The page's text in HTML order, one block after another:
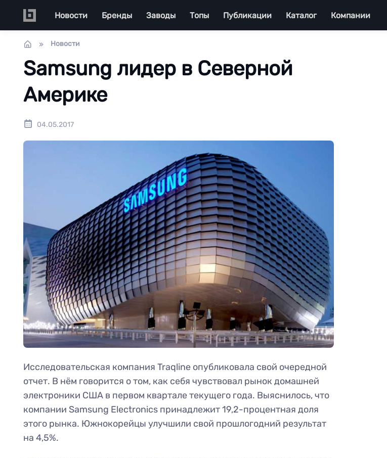
Main navigation
Новости Бренды Заводы Топы Публикации Каталог Компании
Новости
Samsung лидер в Северной
Америке
04.05.2017
Исследовательская компания Traqline опубликовала свой очередной
отчет. В нём говорится о том, как себя чувствовал рынок домашней
электроники США в первом квартале текущего года. Выяснилось, что
компании Samsung Electronics принадлежит 19,2-процентная доля
этого рынка. Южнокорейцы улучшили свой прошлогодний результат
на 4,5%.